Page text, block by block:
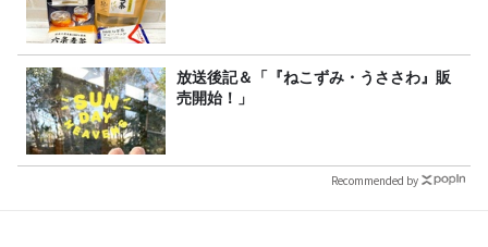
放送後記＆「『ねこずみ・うささわ』販
売開始！」
Recommended by